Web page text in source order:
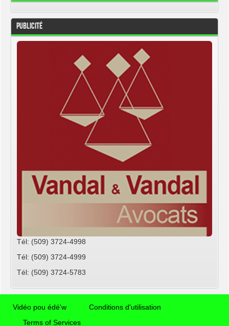
Publicité
Tél: (509) 3724-4998
Tél: (509) 3724-4999
Tél: (509) 3724-5783
Vidéo pou édé'w
Conditions d'utilisation
Terms of Services